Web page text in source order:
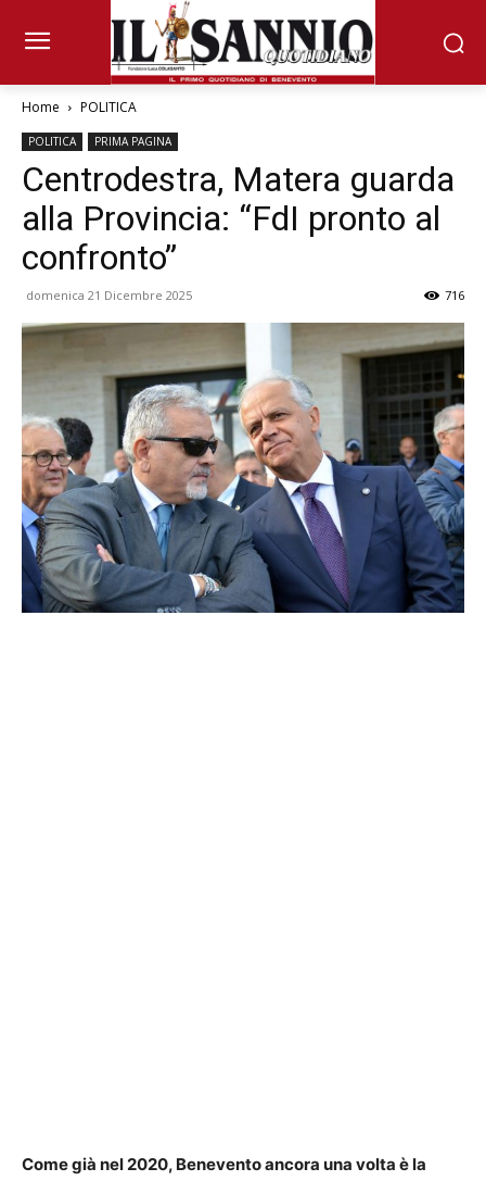
Home POLITICA
POLITICA PRIMA PAGINA
Centrodestra, Matera guarda
alla Provincia: “FdI pronto al
confronto”
domenica 21 Dicembre 2025 716
Come già nel 2020, Benevento ancora una volta è la